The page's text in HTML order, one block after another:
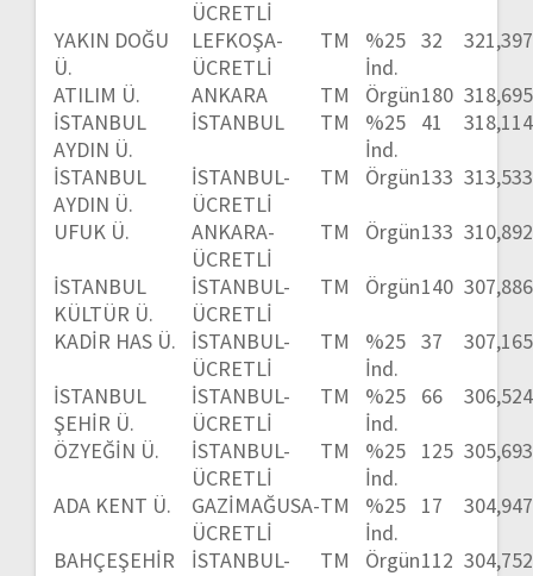
ÜCRETLİ
YAKIN DOĞU
Ü.
LEFKOŞA-
ÜCRETLİ
TM
%25
İnd.
32
ATILIM Ü.
ANKARA TM Örgün180
İSTANBUL
AYDIN Ü.
İSTANBUL TM
%25
İnd.
41
İSTANBUL
AYDIN Ü.
İSTANBUL-
ÜCRETLİ
TM Örgün133
UFUK Ü.
ANKARA-
ÜCRETLİ
TM Örgün133
İSTANBUL
KÜLTÜR Ü.
İSTANBUL-
ÜCRETLİ
TM Örgün140
KADİR HAS Ü.
İSTANBUL-
ÜCRETLİ
TM
%25
İnd.
37
İSTANBUL
ŞEHİR Ü.
İSTANBUL-
ÜCRETLİ
TM
%25
İnd.
66
ÖZYEĞİN Ü.
İSTANBUL-
ÜCRETLİ
TM
%25
İnd.
125
ADA KENT Ü.
GAZİMAĞUSA-
ÜCRETLİ
TM
%25
İnd.
17
BAHÇEŞEHİR
İSTANBUL-
TM Örgün112